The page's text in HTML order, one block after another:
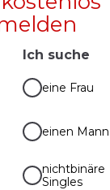
Ich suche
eine Frau
einen Mann
nichtbinäre
Singles